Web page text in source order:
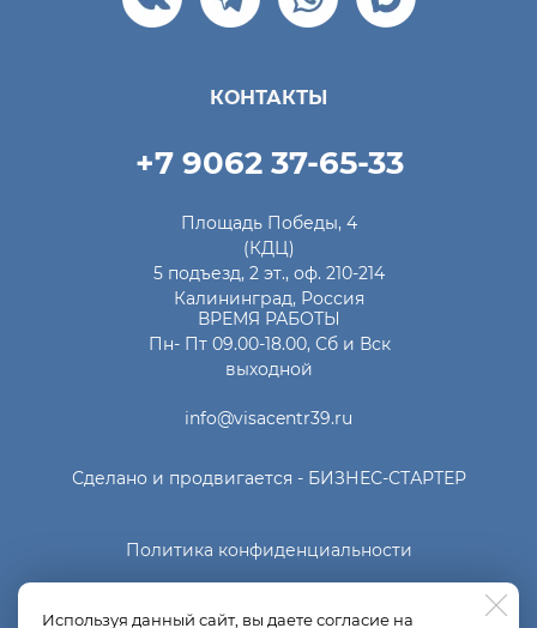
Сделано и продвигается - БИЗНЕС-СТАРТЕР
Политика конфиденциальности
КОНТАКТЫ
ФотоUnsplash
+7 9062 37-65-33
Площадь Победы, 4
(КДЦ)
5 подъезд, 2 эт., оф. 210-214
Калининград, Россия
ВРЕМЯ РАБОТЫ
Пн- Пт 09.00-18.00, Сб и Вск
выходной
info@visacentr39.ru
Используя данный сайт, вы даете согласие на